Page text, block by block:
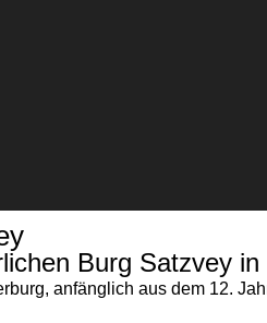
Burg Satzvey in
anfänglich aus dem 12.